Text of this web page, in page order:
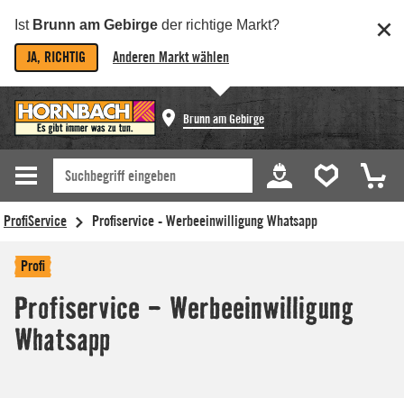
Ist Brunn am Gebirge der richtige Markt?
JA, RICHTIG Anderen Markt wählen
Brunn am Gebirge